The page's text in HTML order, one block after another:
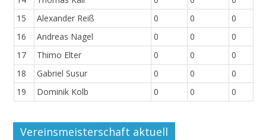
15
Alexander Reiß 0 0
0
16
Andreas Nagel 0 0
0
17
Thimo Elter 0 0
0
18
Gabriel Susur 0 0
0
19
Dominik Kolb 0 0 0
Vereinsmeisterschaft aktuell